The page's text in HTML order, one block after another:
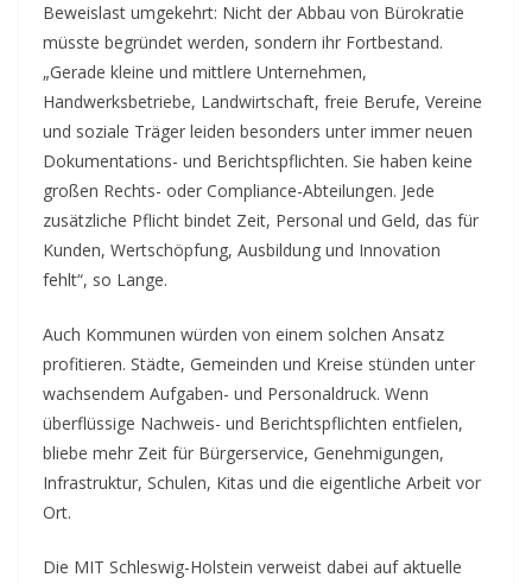
Beweislast umgekehrt: Nicht der Abbau von Bürokratie
müsste begründet werden, sondern ihr Fortbestand.
„Gerade kleine und mittlere Unternehmen,
Handwerksbetriebe, Landwirtschaft, freie Berufe, Vereine
und soziale Träger leiden besonders unter immer neuen
Dokumentations- und Berichtspflichten. Sie haben keine
großen Rechts- oder Compliance-Abteilungen. Jede
zusätzliche Pflicht bindet Zeit, Personal und Geld, das für
Kunden, Wertschöpfung, Ausbildung und Innovation
fehlt“, so Lange.
Auch Kommunen würden von einem solchen Ansatz
profitieren. Städte, Gemeinden und Kreise stünden unter
wachsendem Aufgaben- und Personaldruck. Wenn
überflüssige Nachweis- und Berichtspflichten entfielen,
bliebe mehr Zeit für Bürgerservice, Genehmigungen,
Infrastruktur, Schulen, Kitas und die eigentliche Arbeit vor
Ort.
Die MIT Schleswig-Holstein verweist dabei auf aktuelle